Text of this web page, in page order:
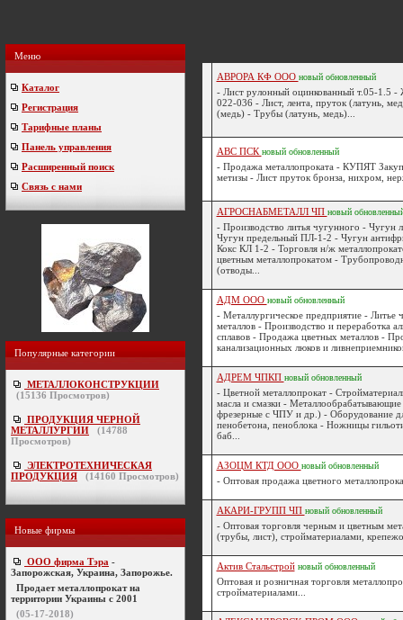
Меню
Каталог
Регистрация
Тарифные планы
Панель управления
Расширенный поиск
Связь с нами
Популярные категории
МЕТАЛЛОКОНСТРУКЦИИ
(15136 Просмотров)
ПРОДУКЦИЯ ЧЕРНОЙ
МЕТАЛЛУРГИИ
(14788
Просмотров)
ЭЛЕКТРОТЕХНИЧЕСКАЯ
ПРОДУКЦИЯ
(14160 Просмотров)
Новые фирмы
ООО фирма Тэра -
Запорожская, Украина, Запорожье.
Продает металлопрокат на
территории Украины с 2001
(05-17-2018)
АВРОРА КФ ООО новый обновленный
- Лист рулонный оцинкованный т.05-1.5
022-036 - Лист, лента, пруток (латунь,
(медь) - Трубы (латунь, медь)...
АВС ПСК новый обновленный
- Продажа металлопроката - КУПЯТ
метизы - Лист пруток бронза, нихром,
АГРОСНАБМЕТАЛЛ ЧП новый
- Производство литья чугунного - Чугун
Чугун предельный ПЛ-1-2 - Чугун
Кокс КЛ 1-2 - Торговля н/ж
цветным металлопрокатом -
(отводы...
АДМ ООО новый обновленный
- Металлургическое предприятие - Литье
металлов - Производство и переработка
сплавов - Продажа цветных металлов -
канализационных люков и
АДРЕМ ЧПКП новый обновленный
- Цветной металлопрокат -
масла и смазки - Металлообрабатывающие
фрезерные с ЧПУ и др.) - Оборудование
пенобетона, пеноблока - Ножницы
баб...
АЗОЦМ КТД ООО новый обновленный
- Оптовая продажа цветного
АКАРИ-ГРУПП ЧП новый обновленный
- Оптовая торговля черным и цветным
(трубы, лист), стройматериалами,
Актив Стальстрой новый обновленный
Оптовая и розничная торговля
стройматериалами...